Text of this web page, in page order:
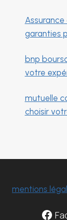
garanties
bnp
votre
mutuelle
choisir
mentions